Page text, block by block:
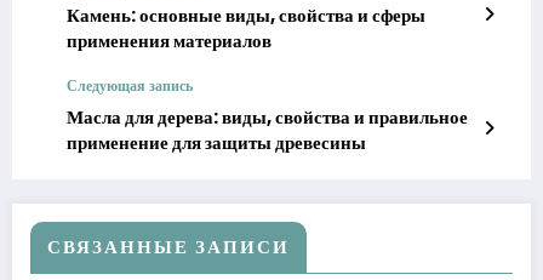
Камень: основные виды, свойства и сферы
применения материалов
Следующая запись
Масла для дерева: виды, свойства и правильное
применение для защиты древесины
СВЯЗАННЫЕ ЗАПИСИ